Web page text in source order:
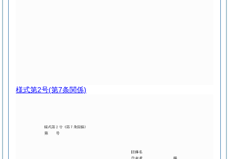
様式第2号(第7条関係)